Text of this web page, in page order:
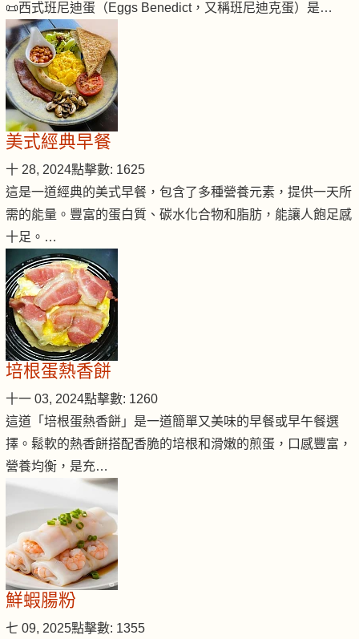
📜西式班尼迪蛋（Eggs Benedict，又稱班尼迪克蛋）是…
美式經典早餐
十 28, 2024點擊數: 1625
這是一道經典的美式早餐，包含了多種營養元素，提供一天所
需的能量。豐富的蛋白質、碳水化合物和脂肪，能讓人飽足感
十足。…
培根蛋熱香餅
十一 03, 2024點擊數: 1260
這道「培根蛋熱香餅」是一道簡單又美味的早餐或早午餐選
擇。鬆軟的熱香餅搭配香脆的培根和滑嫩的煎蛋，口感豐富，
營養均衡，是充…
鮮蝦腸粉
七 09, 2025點擊數: 1355